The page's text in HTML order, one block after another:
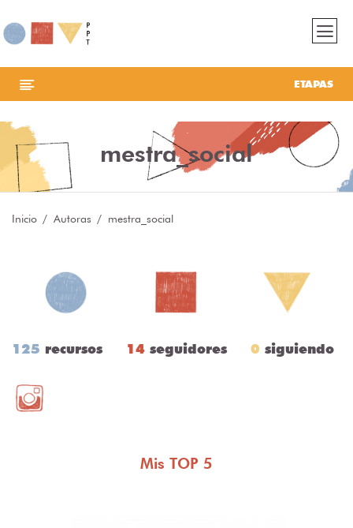
ETAPAS
mestra_social
Inicio Autoras mestra_social
125 recursos 14 seguidores 0 siguiendo
Mis TOP 5